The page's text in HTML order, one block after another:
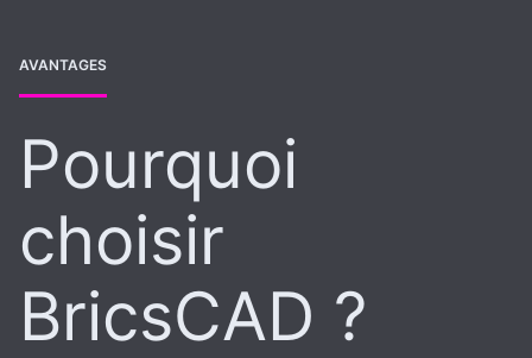
AVANTAGES
Pourquoi
choisir
BricsCAD ?